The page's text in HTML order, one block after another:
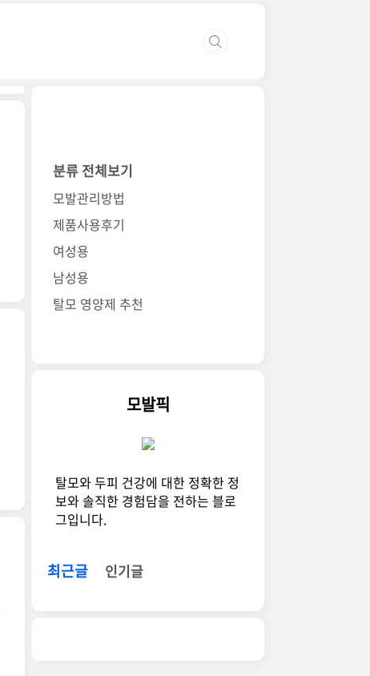
분류 전체보기
모발관리방법
제품사용후기
여성용
남성용
탈모 영양제 추천
모발픽
탈모와 두피 건강에 대한 정확한 정
보와 솔직한 경험담을 전하는 블로
그입니다.
최근글 인기글